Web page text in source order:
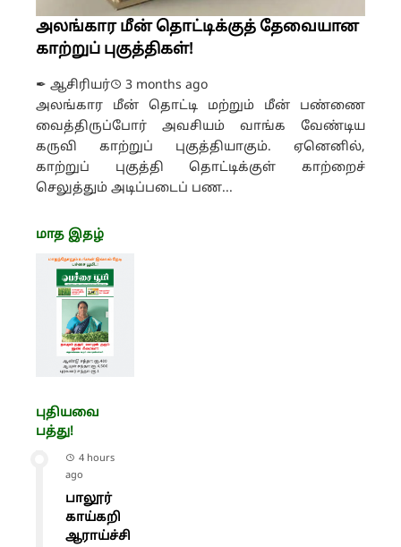
அலங்கார மீன் தொட்டிக்குத் தேவையான
காற்றுப் புகுத்திகள்!
✒ ஆசிரியர்
3 months ago
அலங்கார மீன் தொட்டி மற்றும் மீன் பண்ணை
வைத்திருப்போர் அவசியம் வாங்க வேண்டிய
கருவி காற்றுப் புகுத்தியாகும். ஏனெனில்,
காற்றுப் புகுத்தி தொட்டிக்குள் காற்றைச்
செலுத்தும் அடிப்படைப் பண...
மாத இதழ்
புதியவை
பத்து!
4 hours
ago
பாலூர்
காய்கறி
ஆராய்ச்சி